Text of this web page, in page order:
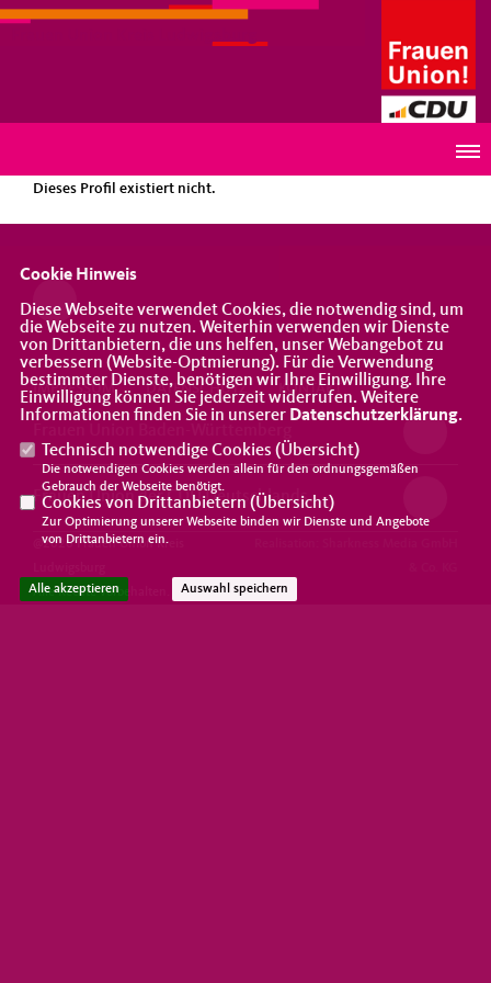
Dieses Profil existiert nicht.
IMPRESSUM DATENSCHUTZ KONTAKT
Frauen Union der CDU Deutschlands
@2026 Frauen Union Kreis
Alle Rechte vorbehalten.
Cookie Hinweis
Diese Webseite verwendet Cookies, die notwendig sind, um
die Webseite zu nutzen. Weiterhin verwenden wir Dienste
von Drittanbietern, die uns helfen, unser Webangebot zu
verbessern (Website-Optmierung). Für die Verwendung
bestimmter Dienste, benötigen wir Ihre Einwilligung. Ihre
Einwilligung können Sie jederzeit widerrufen. Weitere
Informationen finden Sie in unserer Datenschutzerklärung.
Technisch notwendige Cookies (Übersicht)
Die notwendigen Cookies werden allein für den ordnungsgemäßen
Gebrauch der Webseite benötigt.
Cookies von Drittanbietern (Übersicht)
Zur Optimierung unserer Webseite binden wir Dienste und Angebote
von Drittanbietern ein.
Alle akzeptieren Auswahl speichern